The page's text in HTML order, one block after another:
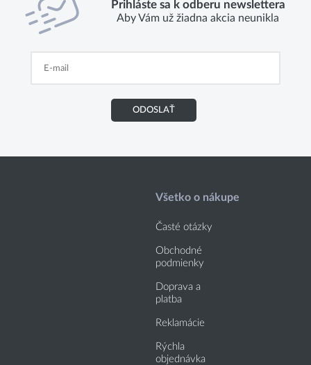
Prihláste sa k odberu newslettera
Aby Vám už žiadna akcia neunikla
ODOSLAŤ
Všetko o nákupe
Časté otázky
Obchodné
podmienky
Doprava a
platba
Reklamácie
Rýchla
objednávka